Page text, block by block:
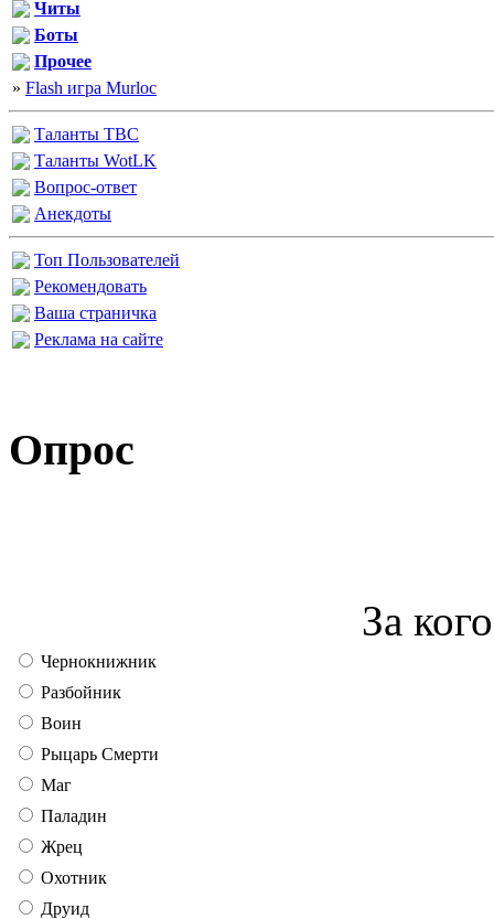
Читы
Боты
Прочее
» Flash игра Murloc
Таланты TBC
Таланты WotLK
Вопрос-ответ
Анекдоты
Топ Пользователей
Рекомендовать
Ваша страничка
Реклама на сайте
Опрос
За
Чернокнижник
Разбойник
Воин
Рыцарь Смерти
Маг
Паладин
Жрец
Охотник
Друид